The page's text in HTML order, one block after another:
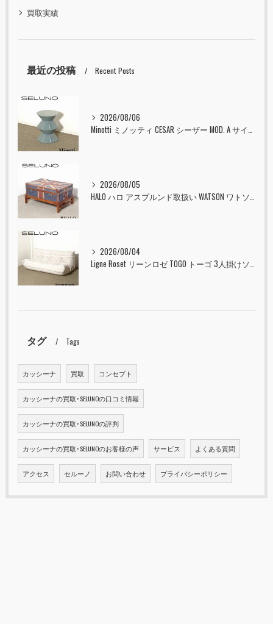
買取実績
最近の投稿 Recent Posts
2026/08/06
2026/08/05
2026/08/04
タグ Tags
カッシーナ 買取 コンセプト
カッシーナの買取･SELUNOの口コミ情報
カッシーナの買取･SELUNOの評判
カッシーナの買取･SELUNOのお客様の声 サービス よくある質問
アクセス セルーノ お問い合わせ プライバシーポリシー